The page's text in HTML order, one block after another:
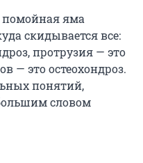
помойная яма
скидывается все:
протрузия — это
— это остеохондроз.
понятий,
словом